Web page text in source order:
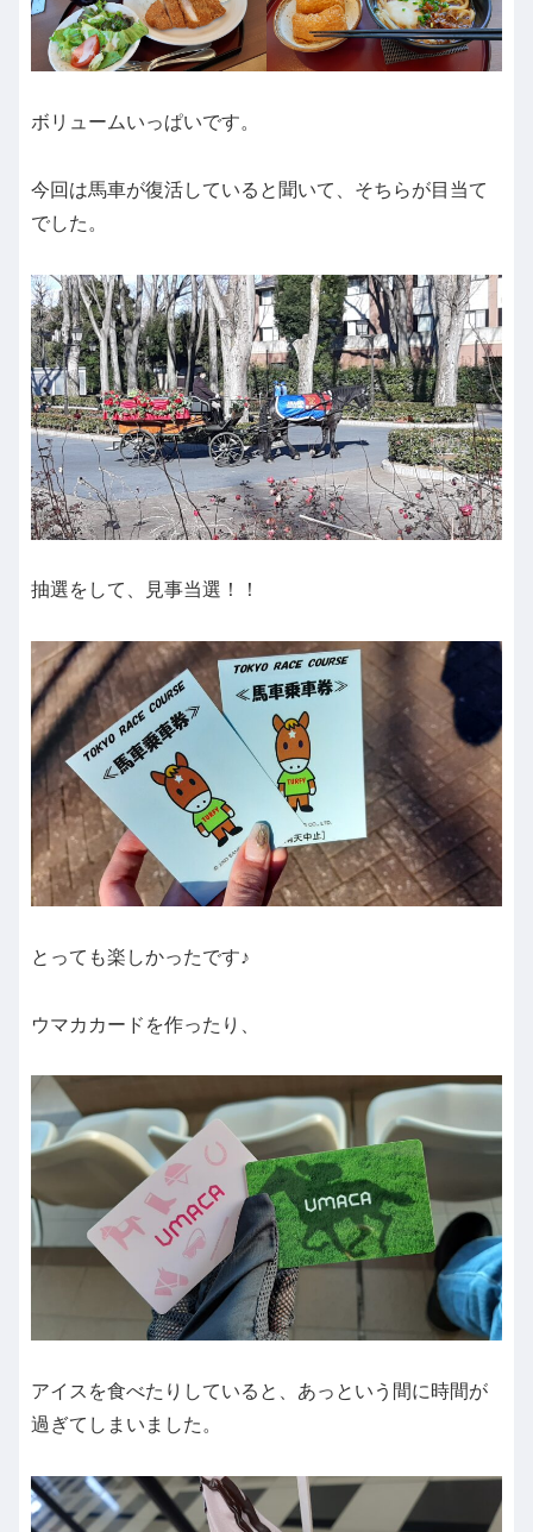
ボリュームいっぱいです。
今回は馬車が復活していると聞いて、そちらが目当て
でした。
抽選をして、見事当選！！
とっても楽しかったです♪
ウマカカードを作ったり、
アイスを食べたりしていると、あっという間に時間が
過ぎてしまいました。